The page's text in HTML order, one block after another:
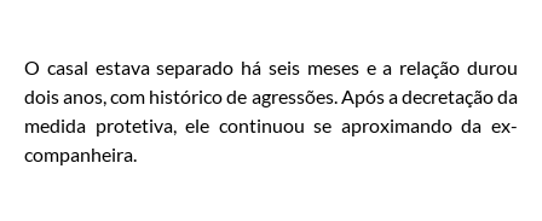
O casal estava separado há seis meses e a relação durou
dois anos, com histórico de agressões. Após a decretação da
medida protetiva, ele continuou se aproximando da ex-
companheira.